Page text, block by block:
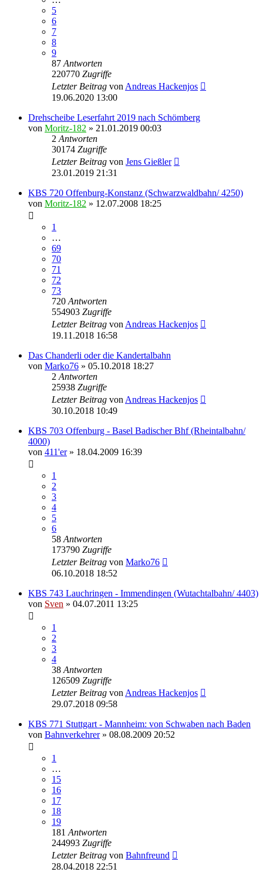
5
6
7
8
9
87 Antworten
220770 Zugriffe
Letzter Beitrag von Andreas Hackenjos
19.06.2020 13:00
Drehscheibe Leserfahrt 2019 nach Schömberg
von Moritz-182 » 21.01.2019 00:03
2 Antworten
30174 Zugriffe
Letzter Beitrag von Jens Gießler
23.01.2019 21:31
KBS 720 Offenburg-Konstanz (Schwarzwaldbahn/ 4250)
von Moritz-182 » 12.07.2008 18:25
1
…
69
70
71
72
73
720 Antworten
554903 Zugriffe
Letzter Beitrag von Andreas Hackenjos
19.11.2018 16:58
Das Chanderli oder die Kandertalbahn
von Marko76 » 05.10.2018 18:27
2 Antworten
25938 Zugriffe
Letzter Beitrag von Andreas Hackenjos
30.10.2018 10:49
KBS 703 Offenburg - Basel Badischer Bhf (Rheintalbahn/
4000)
von 411'er» 18.04.2009 16:39
1
2
3
4
5
6
58 Antworten
173790 Zugriffe
Letzter Beitrag von Marko76
06.10.2018 18:52
KBS 743 Lauchringen - Immendingen (Wutachtalbahn/ 4403)
von Sven » 04.07.2011 13:25
1
2
3
4
38 Antworten
126509 Zugriffe
Letzter Beitrag von Andreas Hackenjos
29.07.2018 09:58
KBS 771 Stuttgart - Mannheim: von Schwaben nach Baden
von Bahnverkehrer» 08.08.2009 20:52
1
…
15
16
17
18
19
181 Antworten
244993 Zugriffe
Letzter Beitrag von Bahnfreund
28.04.2018 22:51